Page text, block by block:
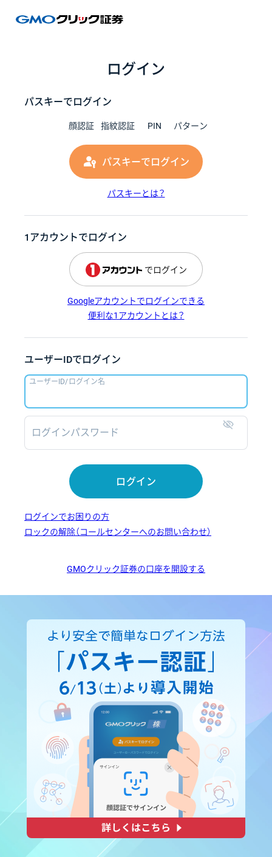
ログイン
パスキーでログイン
顔認証 指紋認証 PIN パターン
パスキーでログイン
パスキーとは？
1アカウントでログイン
でログイン
Googleアカウントでログインできる
便利な1アカウントとは？
ユーザーIDでログイン
ユーザーID/ログイン名
ログインパスワード
ログイン
ログインでお困りの方
ロックの解除（コールセンターへのお問い合わせ）
GMOクリック証券の口座を開設する